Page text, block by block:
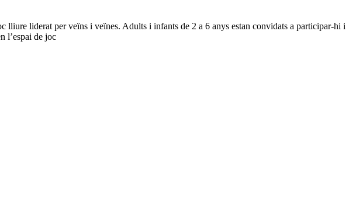
lliure liderat per veïns i veïnes. Adults i infants de 2 a 6 anys estan convidats a participar-hi i
l’espai de joc